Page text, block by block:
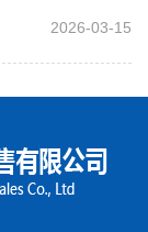
2026-03-15